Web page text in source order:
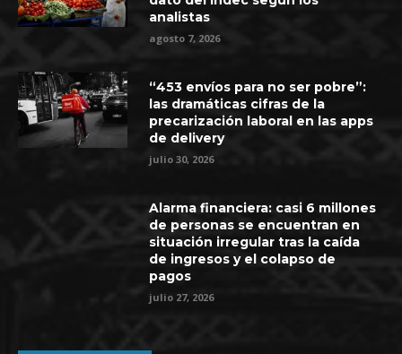
analistas
agosto 7, 2026
“453 envíos para no ser pobre”:
las dramáticas cifras de la
precarización laboral en las apps
de delivery
julio 30, 2026
Alarma financiera: casi 6 millones
de personas se encuentran en
situación irregular tras la caída
de ingresos y el colapso de
pagos
julio 27, 2026